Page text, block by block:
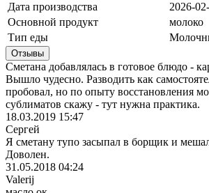
Дата производства
2026-
Основной продукт
молоко
Тип еды
Отзывы
Сметана добавлялась в готовое блюдо -
Вышло чудесно. Разводить как
пробовал, но по опыту восстановления
сублиматов скажу - тут нужна практика.
18.03.2019 15:47
Сергей
Я сметану тупо засыпал в борщик и
Доволен.
31.05.2018 04:24
Valerij